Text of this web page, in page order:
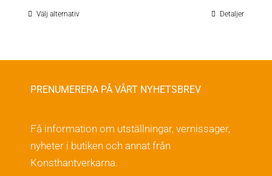
väljas
Välj alternativDen
flera
olika
alternativen
kan
Detaljer
PRENUMERERA PÅ VÅRT NYHETSBREV
Få information om utställningar, vernissager,
nyheter i butiken och annat från
Konsthantverkarna.